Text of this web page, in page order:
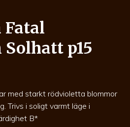
Fatal
p15
med starkt rödvioletta blommor
Trivs i soligt varmt läge i
B*